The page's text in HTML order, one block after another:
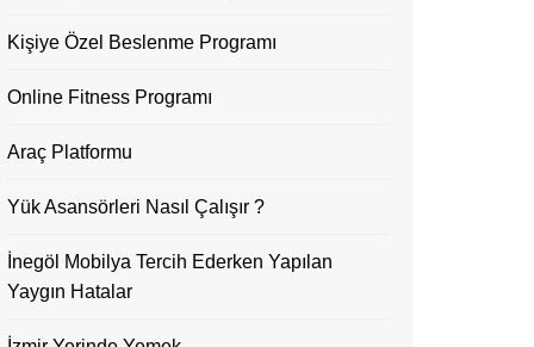
Kişiye Özel Beslenme Programı
Online Fitness Programı
Araç Platformu
Yük Asansörleri Nasıl Çalışır ?
İnegöl Mobilya Tercih Ederken Yapılan
Yaygın Hatalar